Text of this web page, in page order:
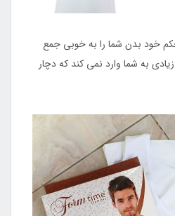
خود بدن شما را به خوبی جمع
به شما وارد نمی کند که دچار